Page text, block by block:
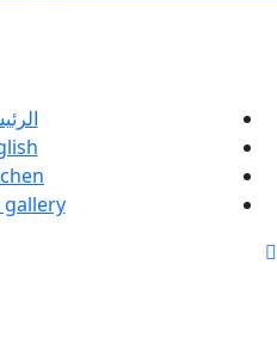
gallery